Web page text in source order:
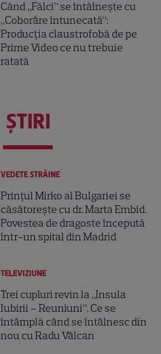
Când „Fălci” se întâlnește cu
„Coborâre întunecată”:
Producția claustrofobă de pe
Prime Video ce nu trebuie
ratată
ŞTIRI
VEDETE STRĂINE
Prințul Mirko al Bulgariei se
căsătorește cu dr. Marta Embid.
Povestea de dragoste începută
într-un spital din Madrid
TELEVIZIUNE
Trei cupluri revin la „Insula
Iubirii – Reuniuni”. Ce se
întâmplă când se întâlnesc din
nou cu Radu Vâlcan